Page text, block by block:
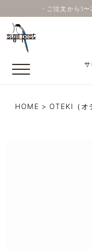
・ご注文から1
サ
HOME OTEKI（オ